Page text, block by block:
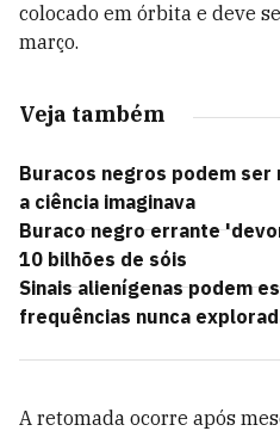
colocado em órbita e deve
março.
Veja também
Buracos negros podem
a ciência imaginava
Buraco negro errante
10 bilhões de sóis
Sinais alienígenas podem
frequências nunca
A retomada ocorre após